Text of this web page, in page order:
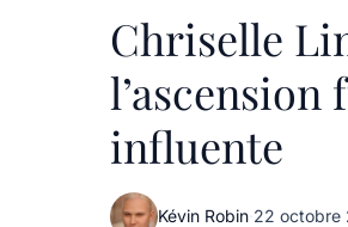
Chriselle
influente
Kévin Robin·22 octobre